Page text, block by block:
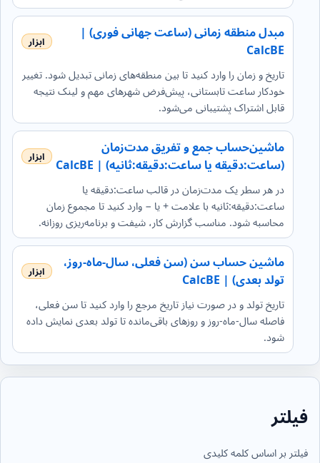
مبدل منطقه زمانی (ساعت جهانی فوری) |
CalcBE
تاریخ و زمان را وارد کنید تا بین منطقه‌های زمانی تبدیل شود. تغییر
خودکار ساعت تابستانی، پیش‌فرض شهرهای مهم و لینک نتیجه
قابل اشتراک پشتیبانی می‌شود.
ماشین‌حساب جمع و تفریق مدت‌زمان
(ساعت:دقیقه یا ساعت:دقیقه:ثانیه) | CalcBE
در هر سطر یک مدت‌زمان در قالب ساعت:دقیقه یا
ساعت:دقیقه:ثانیه با علامت + یا − وارد کنید تا مجموع زمان
محاسبه شود. مناسب گزارش کار، شیفت و برنامه‌ریزی روزانه.
ماشین حساب سن (سن فعلی، سال-ماه-روز،
تولد بعدی) | CalcBE
تاریخ تولد و در صورت نیاز تاریخ مرجع را وارد کنید تا سن فعلی،
فاصله سال-ماه-روز و روزهای باقی‌مانده تا تولد بعدی نمایش داده
شود.
فیلتر
فیلتر بر اساس کلمه کلیدی